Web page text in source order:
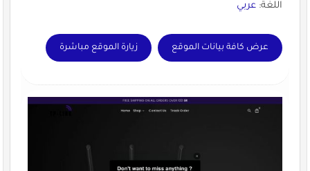
اللغة: عربي
عرض كافة بيانات الموقع زيارة الموقع مباشرة